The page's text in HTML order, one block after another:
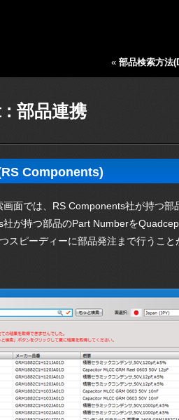
« 部品検索方法
部品連携
Components)
面では、RS Components社が持つ
が持つ部品のPart Numberを
スピーディーに部品発注まで行うこと